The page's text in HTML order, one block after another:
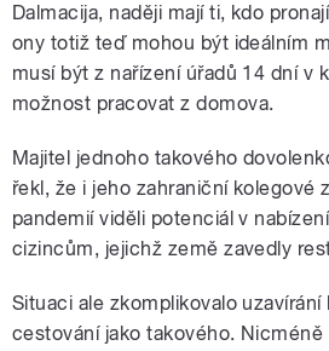
Dalmacija, naději mají ti, kdo
ony totiž teď mohou být ideálním
musí být z nařízení úřadů 14 dní v
možnost pracovat z domova.
Majitel jednoho takového
řekl, že i jeho zahraniční kolegové
pandemií viděli potenciál v
cizincům, jejichž země zavedly
Situaci ale zkomplikovalo
cestování jako takového.